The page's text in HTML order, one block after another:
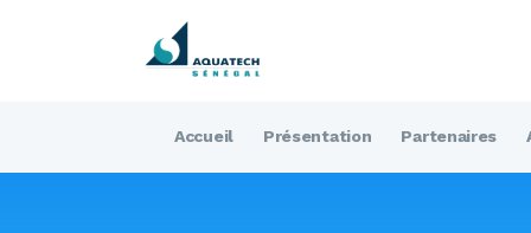
Accueil Présentation Partenaires